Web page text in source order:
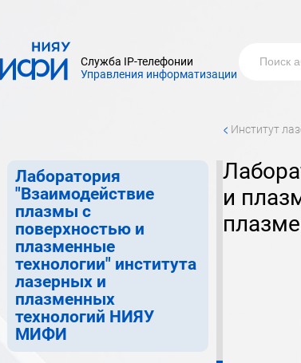
Служба IP-телефонии
Управления информатизации
НИЯУ МИФИ
Международная научная
Лаборатория
"Взаимодействие
плазмы с
поверхностью и
плазменные
технологии" института
лазерных и
плазменных
технологий НИЯУ
МИФИ
< институт
лаборатория "Взаимодействие плазмы с поверхностью
и